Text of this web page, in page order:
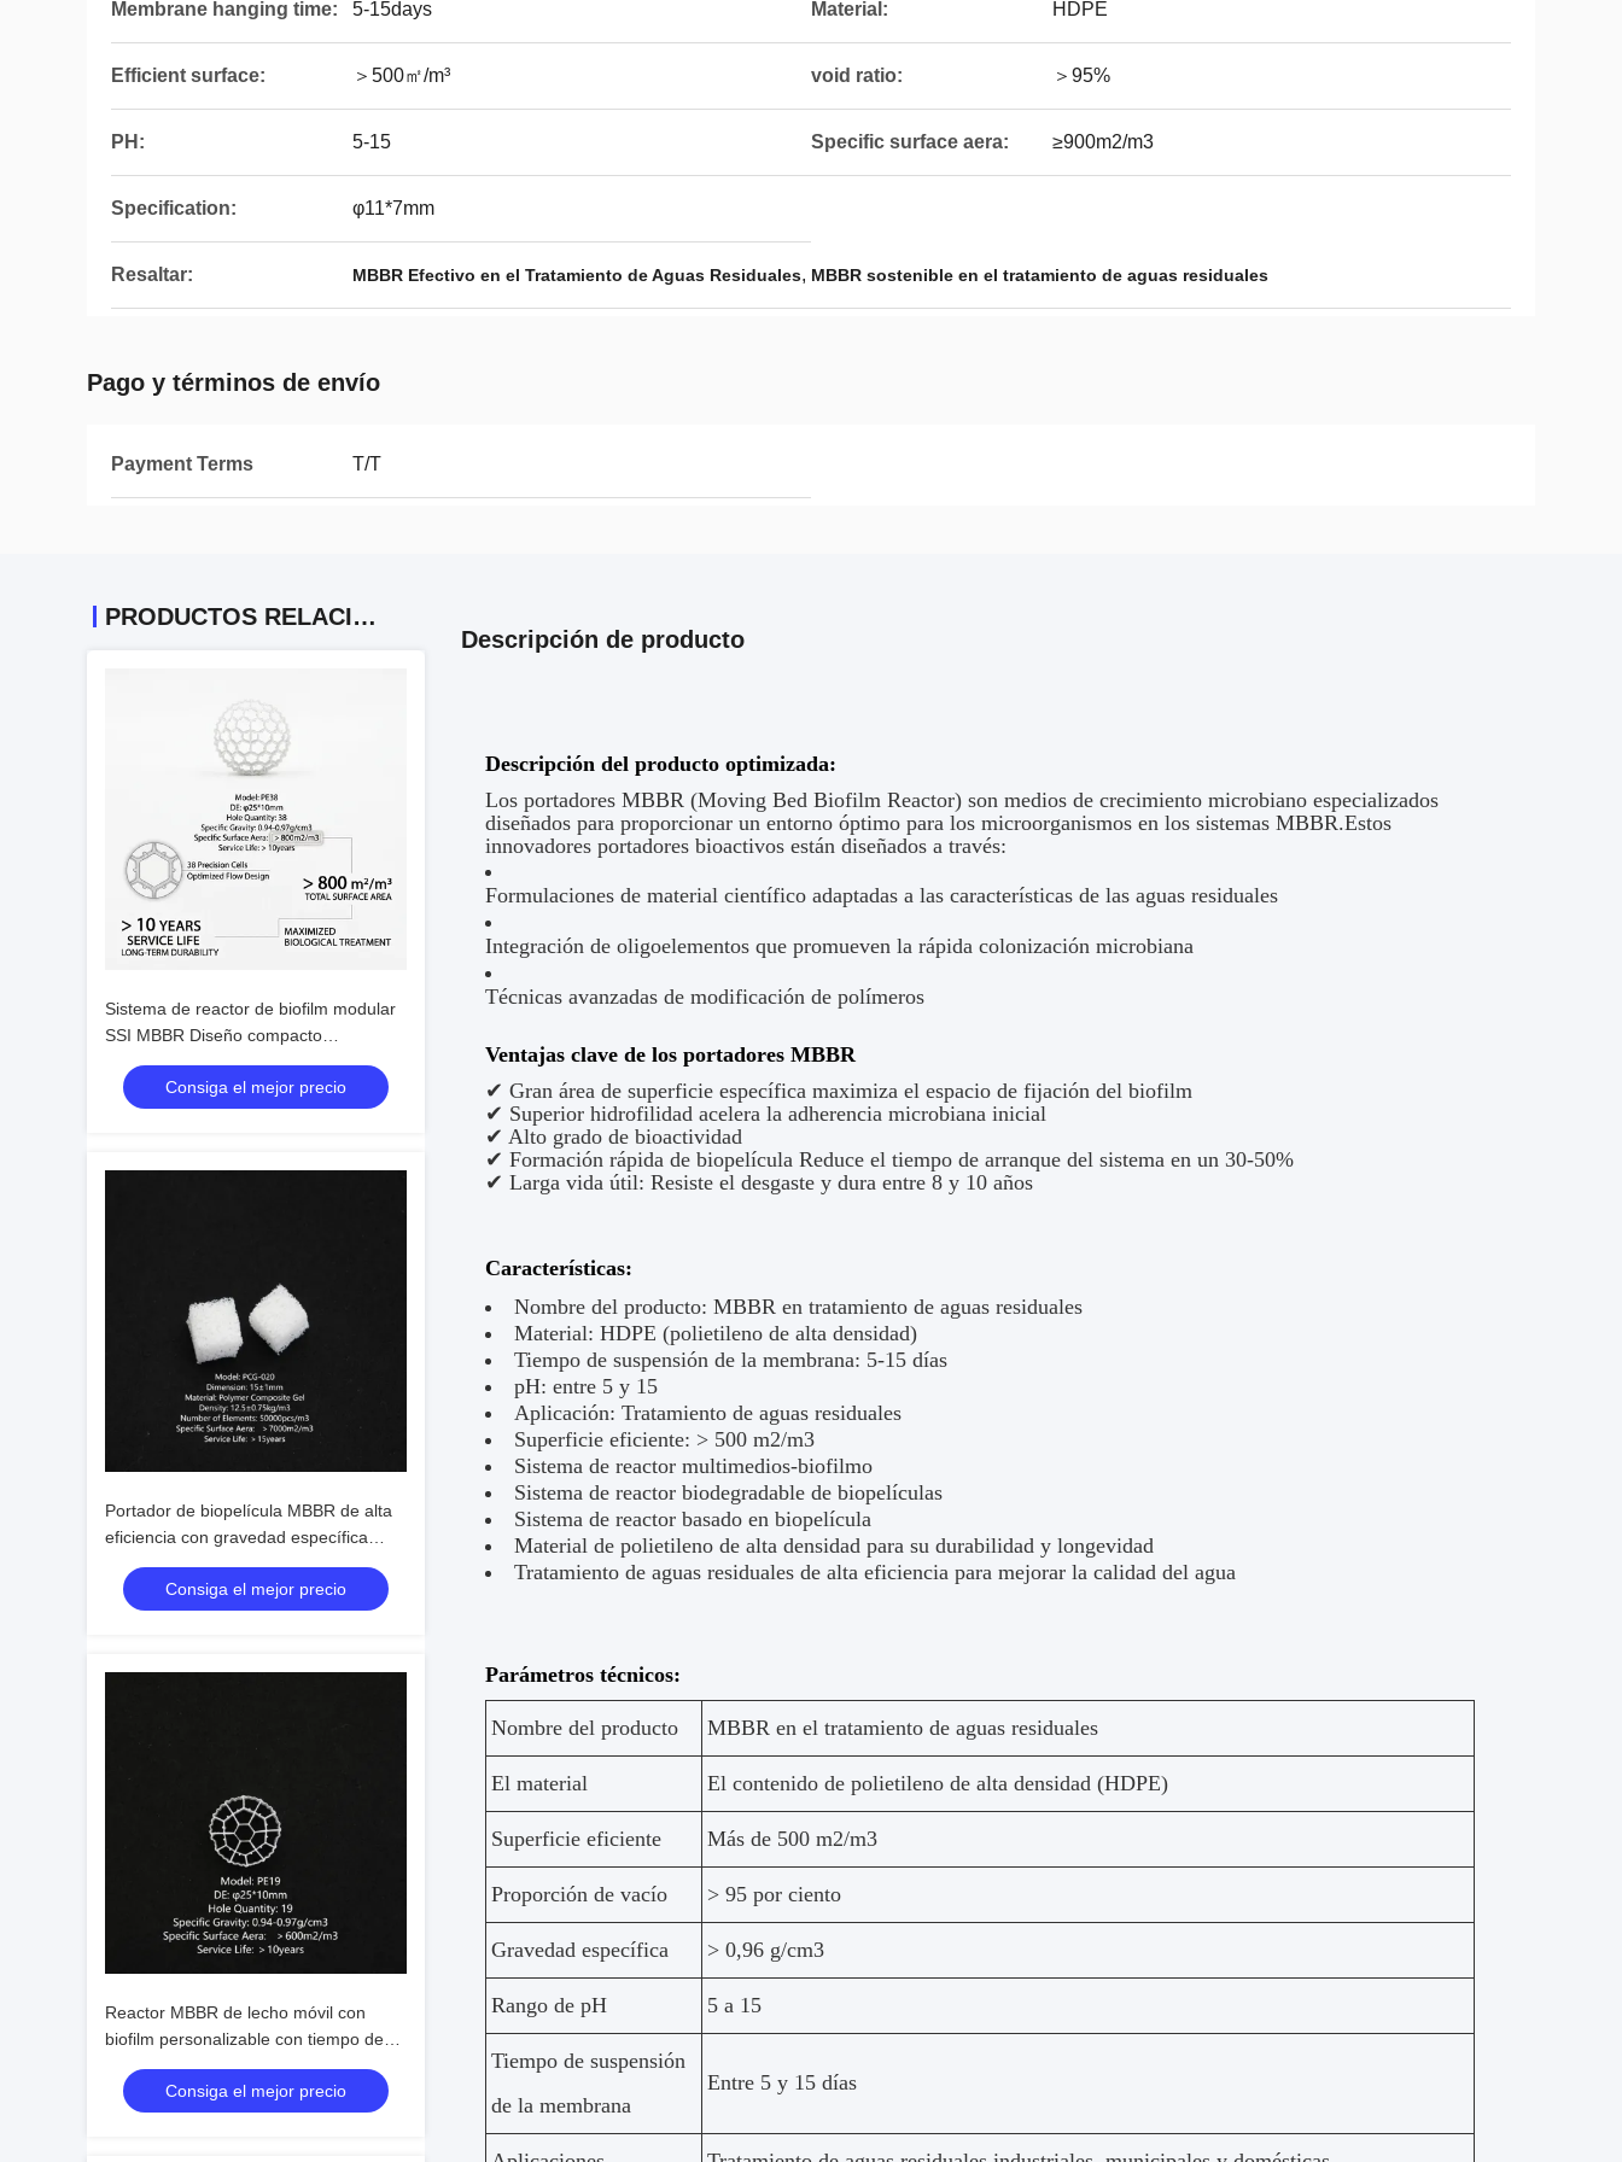
Membrane hanging time: 5-15days Material: HDPE
Efficient surface: ＞500㎡/m³ void ratio: ＞95%
PH: 5-15 Specific surface aera: ≥900m2/m3
Specification: φ11*7mm
Resaltar: MBBR Efectivo en el Tratamiento de Aguas Residuales, MBBR sostenible en el tratamiento de aguas residuales
Pago y términos de envío
Payment Terms T/T
PRODUCTOS RELACIONADOS
Sistema de reactor de biofilm modular
SSI MBBR Diseño compacto
Colonización rápida para aguas
residuales industriales del sudeste
asiático
Consiga el mejor precio
Portador de biopelícula MBBR de alta
eficiencia con gravedad específica
>0,96 g/cm³ y superficie eficiente >500
m²/m³ para el tratamiento de aguas
residuales
Consiga el mejor precio
Reactor MBBR de lecho móvil con
biofilm personalizable con tiempo de
retención de membrana de 5 a 15 días
para el tratamiento de aguas
residuales domésticas
Consiga el mejor precio
Descripción de producto
Descripción del producto optimizada:
Los portadores MBBR (Moving Bed Biofilm Reactor) son medios de crecimiento microbiano especializados
diseñados para proporcionar un entorno óptimo para los microorganismos en los sistemas MBBR.Estos
innovadores portadores bioactivos están diseñados a través:
Formulaciones de material científico adaptadas a las características de las aguas residuales
Integración de oligoelementos que promueven la rápida colonización microbiana
Técnicas avanzadas de modificación de polímeros
Ventajas clave de los portadores MBBR
✔ Gran área de superficie específica maximiza el espacio de fijación del biofilm
✔ Superior hidrofilidad acelera la adherencia microbiana inicial
✔ Alto grado de bioactividad
✔ Formación rápida de biopelícula Reduce el tiempo de arranque del sistema en un 30-50%
✔ Larga vida útil: Resiste el desgaste y dura entre 8 y 10 años
Características:
Nombre del producto: MBBR en tratamiento de aguas residuales
Material: HDPE (polietileno de alta densidad)
Tiempo de suspensión de la membrana: 5-15 días
pH: entre 5 y 15
Aplicación: Tratamiento de aguas residuales
Superficie eficiente: > 500 m2/m3
Sistema de reactor multimedios-biofilmo
Sistema de reactor biodegradable de biopelículas
Sistema de reactor basado en biopelícula
Material de polietileno de alta densidad para su durabilidad y longevidad
Tratamiento de aguas residuales de alta eficiencia para mejorar la calidad del agua
Parámetros técnicos:
Nombre del producto MBBR en el tratamiento de aguas residuales
El material El contenido de polietileno de alta densidad (HDPE)
Superficie eficiente Más de 500 m2/m3
Proporción de vacío > 95 por ciento
Gravedad específica > 0,96 g/cm3
Rango de pH 5 a 15
Tiempo de suspensión
de la membrana
Entre 5 y 15 días